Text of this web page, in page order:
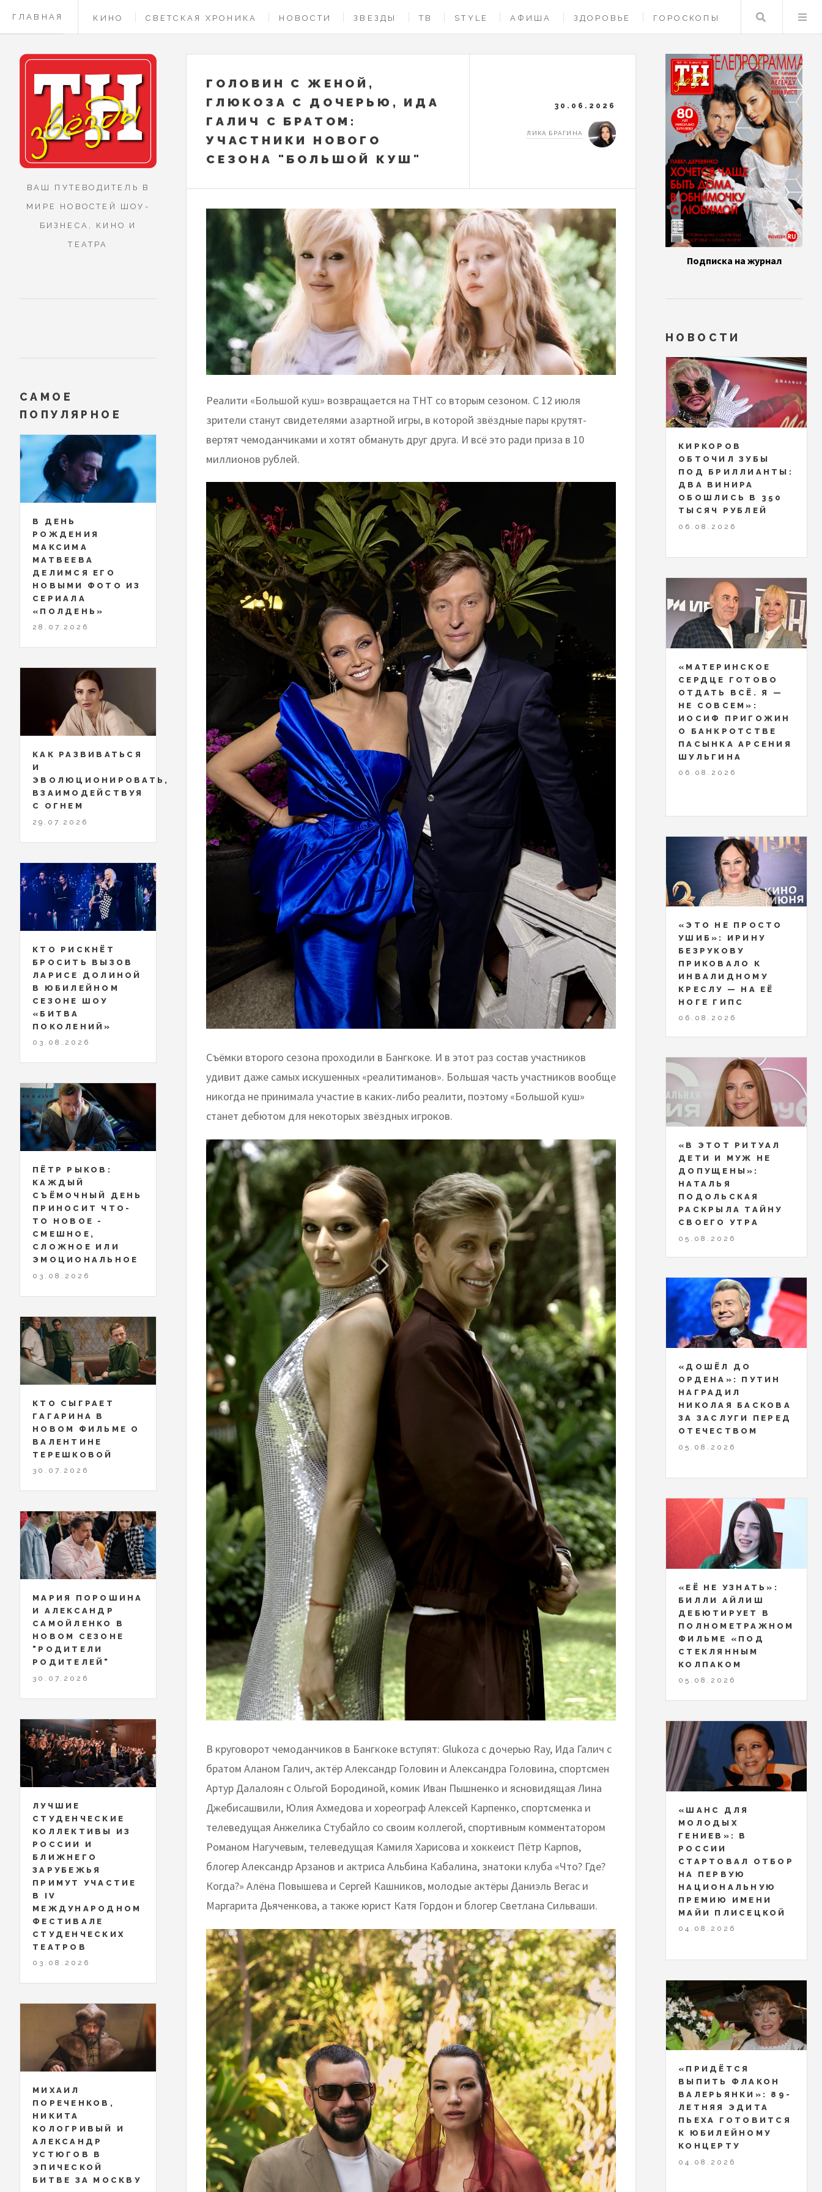
ГЛАВНАЯ КИНО СВЕТСКАЯ ХРОНИКА НОВОСТИ ЗВЕЗДЫ ТВ STYLE АФИША ЗДОРОВЬЕ ГОРОСКОПЫ
КОНТАКТЫ
Поиск
ГОЛОВИН С ЖЕНОЙ,
ГЛЮКОЗА С ДОЧЕРЬЮ, ИДА
ГАЛИЧ С БРАТОМ:
УЧАСТНИКИ НОВОГО
СЕЗОНА "БОЛЬШОЙ КУШ"
30.06.2026
ЛИКА БРАГИНА
Реалити «Большой куш» возвращается на ТНТ со вторым сезоном. С 12 июля
зрители станут свидетелями азартной игры, в которой звёздные пары крутят-
вертят чемоданчиками и хотят обмануть друг друга. И всё это ради приза в 10
миллионов рублей.
Съёмки второго сезона проходили в Бангкоке. И в этот раз состав участников
удивит даже самых искушенных «реалитиманов». Большая часть участников вообще
никогда не принимала участие в каких-либо реалити, поэтому «Большой куш»
станет дебютом для некоторых звёздных игроков.
В круговорот чемоданчиков в Бангкоке вступят: Glukoza с дочерью Ray, Ида Галич с
братом Аланом Галич, актёр Александр Головин и Александра Головина, спортсмен
Артур Далалоян с Ольгой Бородиной, комик Иван Пышненко и ясновидящая Лина
Джебисашвили, Юлия Ахмедова и хореограф Алексей Карпенко, спортсменка и
телеведущая Анжелика Стубайло со своим коллегой, спортивным комментатором
Романом Нагучевым, телеведущая Камиля Харисова и хоккеист Пётр Карпов,
блогер Александр Арзанов и актриса Альбина Кабалина, знатоки клуба «Что? Где?
Когда?» Алёна Повышева и Сергей Кашников, молодые актёры Даниэль Вегас и
Маргарита Дьяченкова, а также юрист Катя Гордон и блогер Светлана Сильваши.
ВАШ ПУТЕВОДИТЕЛЬ В
МИРЕ НОВОСТЕЙ ШОУ-
БИЗНЕСА, КИНО И
ТЕАТРА
САМОЕ
ПОПУЛЯРНОЕ
В ДЕНЬ
РОЖДЕНИЯ
МАКСИМА
МАТВЕЕВА
ДЕЛИМСЯ ЕГО
НОВЫМИ ФОТО ИЗ
СЕРИАЛА
«ПОЛДЕНЬ»
28.07.2026
КАК РАЗВИВАТЬСЯ
И
ЭВОЛЮЦИОНИРОВАТЬ,
ВЗАИМОДЕЙСТВУЯ
С ОГНЕМ
29.07.2026
КТО РИСКНЁТ
БРОСИТЬ ВЫЗОВ
ЛАРИСЕ ДОЛИНОЙ
В ЮБИЛЕЙНОМ
СЕЗОНЕ ШОУ
«БИТВА
ПОКОЛЕНИЙ»
03.08.2026
ПЁТР РЫКОВ:
КАЖДЫЙ
СЪЁМОЧНЫЙ ДЕНЬ
ПРИНОСИТ ЧТО-
ТО НОВОЕ -
СМЕШНОЕ,
СЛОЖНОЕ ИЛИ
ЭМОЦИОНАЛЬНОЕ
03.08.2026
КТО СЫГРАЕТ
ГАГАРИНА В
НОВОМ ФИЛЬМЕ О
ВАЛЕНТИНЕ
ТЕРЕШКОВОЙ
30.07.2026
МАРИЯ ПОРОШИНА
И АЛЕКСАНДР
САМОЙЛЕНКО В
НОВОМ СЕЗОНЕ
"РОДИТЕЛИ
РОДИТЕЛЕЙ"
30.07.2026
ЛУЧШИЕ
СТУДЕНЧЕСКИЕ
КОЛЛЕКТИВЫ ИЗ
РОССИИ И
БЛИЖНЕГО
ЗАРУБЕЖЬЯ
ПРИМУТ УЧАСТИЕ
В IV
МЕЖДУНАРОДНОМ
ФЕСТИВАЛЕ
СТУДЕНЧЕСКИХ
ТЕАТРОВ
03.08.2026
МИХАИЛ
ПОРЕЧЕНКОВ,
НИКИТА
КОЛОГРИВЫЙ И
АЛЕКСАНДР
УСТЮГОВ В
ЭПИЧЕСКОЙ
БИТВЕ ЗА МОСКВУ
Подписка на журнал
НОВОСТИ
КИРКОРОВ
ОБТОЧИЛ ЗУБЫ
ПОД БРИЛЛИАНТЫ:
ДВА ВИНИРА
ОБОШЛИСЬ В 350
ТЫСЯЧ РУБЛЕЙ
06.08.2026
«МАТЕРИНСКОЕ
СЕРДЦЕ ГОТОВО
ОТДАТЬ ВСЁ. Я —
НЕ СОВСЕМ»:
ИОСИФ ПРИГОЖИН
О БАНКРОТСТВЕ
ПАСЫНКА АРСЕНИЯ
ШУЛЬГИНА
06.08.2026
«ЭТО НЕ ПРОСТО
УШИБ»: ИРИНУ
БЕЗРУКОВУ
ПРИКОВАЛО К
ИНВАЛИДНОМУ
КРЕСЛУ — НА ЕЁ
НОГЕ ГИПС
06.08.2026
«В ЭТОТ РИТУАЛ
ДЕТИ И МУЖ НЕ
ДОПУЩЕНЫ»:
НАТАЛЬЯ
ПОДОЛЬСКАЯ
РАСКРЫЛА ТАЙНУ
СВОЕГО УТРА
05.08.2026
«ДОШЁЛ ДО
ОРДЕНА»: ПУТИН
НАГРАДИЛ
НИКОЛАЯ БАСКОВА
ЗА ЗАСЛУГИ ПЕРЕД
ОТЕЧЕСТВОМ
05.08.2026
«ЕЁ НЕ УЗНАТЬ»:
БИЛЛИ АЙЛИШ
ДЕБЮТИРУЕТ В
ПОЛНОМЕТРАЖНОМ
ФИЛЬМЕ «ПОД
СТЕКЛЯННЫМ
КОЛПАКОМ
05.08.2026
«ШАНС ДЛЯ
МОЛОДЫХ
ГЕНИЕВ»: В
РОССИИ
СТАРТОВАЛ ОТБОР
НА ПЕРВУЮ
НАЦИОНАЛЬНУЮ
ПРЕМИЮ ИМЕНИ
МАЙИ ПЛИСЕЦКОЙ
04.08.2026
«ПРИДЁТСЯ
ВЫПИТЬ ФЛАКОН
ВАЛЕРЬЯНКИ»: 89-
ЛЕТНЯЯ ЭДИТА
ПЬЕХА ГОТОВИТСЯ
К ЮБИЛЕЙНОМУ
КОНЦЕРТУ
04.08.2026